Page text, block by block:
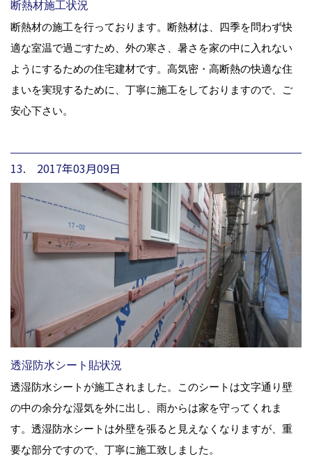
断熱材施工状況
断熱材の施工を行っております。断熱材は、四季を問わず快
適な室温で過ごすため、外の寒さ、暑さを家の中に入れない
ようにするための住宅建材です。高気密・高断熱の快適な住
まいを実現するために、丁寧に施工をしておりますので、ご
安心下さい。
13. 2017年03月09日
透湿防水シート貼状況
透湿防水シートが施工されました。このシートは文字通り壁
の中の余分な湿気を外に出し、雨からは家を守ってくれま
す。透湿防水シートは外壁を張ると見えなくなりますが、重
要な部分ですので、丁寧に施工致しました。